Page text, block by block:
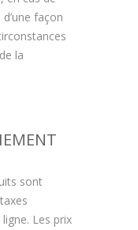
façon
la
sont
Les prix